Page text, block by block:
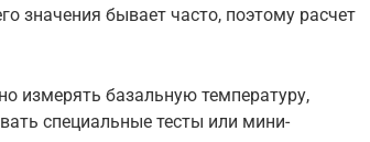
значения бывает часто, поэтому расчет
измерять базальную температуру,
специальные тесты или мини-